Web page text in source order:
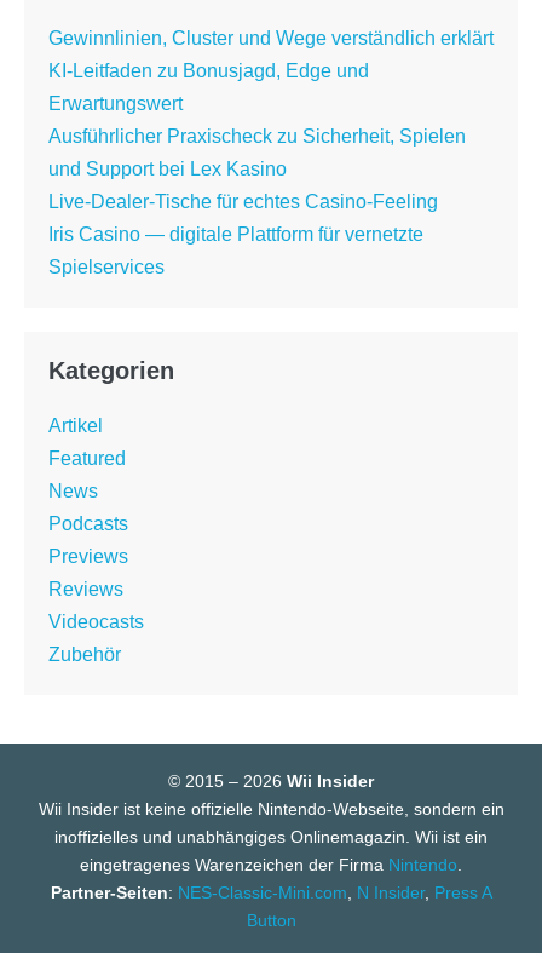
Gewinnlinien, Cluster und Wege verständlich erklärt
KI-Leitfaden zu Bonusjagd, Edge und
Erwartungswert
Ausführlicher Praxischeck zu Sicherheit, Spielen
und Support bei Lex Kasino
Live-Dealer-Tische für echtes Casino-Feeling
Iris Casino — digitale Plattform für vernetzte
Spielservices
Kategorien
Artikel
Featured
News
Podcasts
Previews
Reviews
Videocasts
Zubehör
© 2015 – 2026 Wii Insider
Wii Insider ist keine offizielle Nintendo-Webseite, sondern ein
inoffizielles und unabhängiges Onlinemagazin. Wii ist ein
eingetragenes Warenzeichen der Firma Nintendo
Partner-Seiten: NES-Classic-Mini.com N Insider, Press A
Button